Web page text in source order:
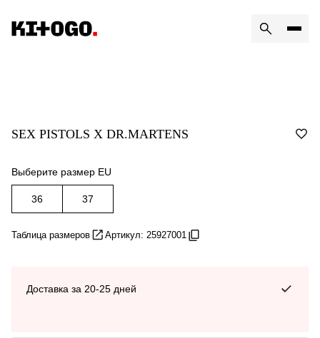
SEX PISTOLS X DR.MARTENS
Выберите размер EU
36 37
Таблица размеров Артикул: 25927001
Доставка за 20-25 дней